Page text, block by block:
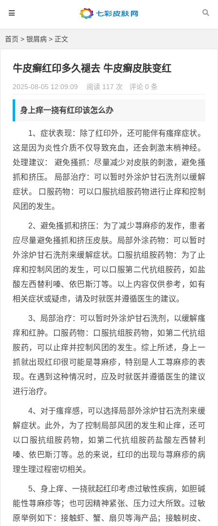
首页 > 银屑病 > 正文
牛皮癣红印多久褪去 牛皮癣皮肤变红
2025-08-05 12:09:09 阅读 117 次 评论 0 条
身上痒一挠有红印该怎么办
1、症状表现：除了红印外，还可能伴有瘙痒症状。
这是因为炎性介质不仅导致充血，还会刺激末梢神经。
处理建议： 避免搔抓：尽量减少对皮肤的刺激，避免搔
抓和挤压。 局部治疗：可以暂时外涂炉甘石洗剂以缓解
症状。 口服药物：可以口服抗组胺药物进行止痒和控制
风团的发生。
2、避免搔抓和挤压：为了减少荨麻疹的发作，患者
应尽量避免搔抓和挤压皮肤。局部外涂药物：可以暂时
外涂炉甘石洗剂来缓解症状。口服抗组胺药物：为了止
痒和控制风团的发生，可以口服第二代抗组胺药，如盐
酸左西替利嗪、依巴斯汀等。以上内容仅供参考，如有
相关症状或疑虑，请及时就医并遵循医生的建议。
3、局部治疗：可以暂时外涂炉甘石洗剂，以缓解瘙
痒和红肿。口服药物：口服抗组胺药物，如第二代抗组
胺药，可以止痒并控制风团的发生。综上所述，身上一
抓就出现红印很可能是荨麻疹，特别是人工荨麻疹的表
现。在遇到这种情况时，应及时就医并遵循医生的建议
进行治疗。
4、对于瘙痒感，可以选择局部外涂炉甘石洗剂来缓
解症状。此外，为了控制局部风团的发生和止痒，还可
以口服抗组胺药物，如第二代抗组胺药盐酸左西替利
嗪、依巴斯汀等。总的来说，红印的出现与荨麻疹的病
理生理过程密切相关。
5、身上痒、一挠就起红印考虑过敏性疾病，如胆碱
能性荨麻疹等；也可因精神紧张、压力过大所致。过敏
原举例如下：接触虾、蟹、扇贝等海产品；接触树皮、